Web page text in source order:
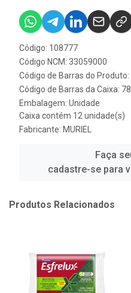
Código: 108777
Código NCM: 33059000
Código de Barras do
Código de Barras da Caixa:
Embalagem: Unidade
Caixa contém 12 unidade(s)
Fabricante: MURIEL
Faça
cadastre-se para
Produtos Relacionados